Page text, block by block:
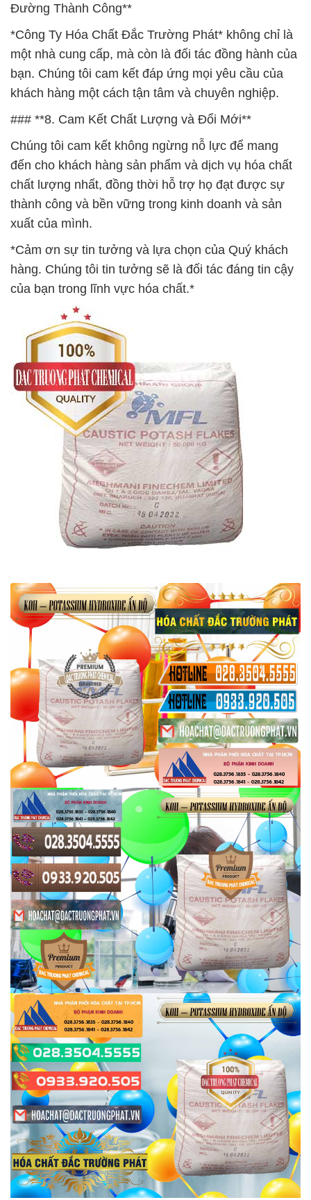
Đường Thành Công**
*Công Ty Hóa Chất Đắc Trường Phát* không chỉ là
một nhà cung cấp, mà còn là đối tác đồng hành của
bạn. Chúng tôi cam kết đáp ứng mọi yêu cầu của
khách hàng một cách tận tâm và chuyên nghiệp.
### **8. Cam Kết Chất Lượng và Đổi Mới**
Chúng tôi cam kết không ngừng nỗ lực để mang
đến cho khách hàng sản phẩm và dịch vụ hóa chất
chất lượng nhất, đồng thời hỗ trợ họ đạt được sự
thành công và bền vững trong kinh doanh và sản
xuất của mình.
*Cảm ơn sự tin tưởng và lựa chọn của Quý khách
hàng. Chúng tôi tin tưởng sẽ là đối tác đáng tin cậy
của bạn trong lĩnh vực hóa chất.*